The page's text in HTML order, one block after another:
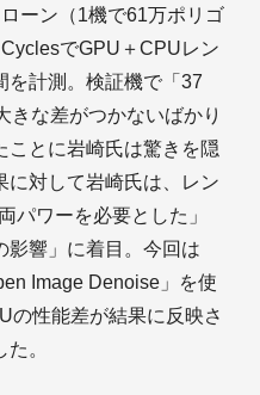
ーン（1機で61万ポリゴ
でGPU＋CPUレン
を計測。検証機で「37
きな差がつかないばかり
ことに岩崎氏は驚きを隠
に対して岩崎氏は、レン
パワーを必要とした」
影響」に着目。今回は
Image Denoise」を使
の性能差が結果に反映さ
。